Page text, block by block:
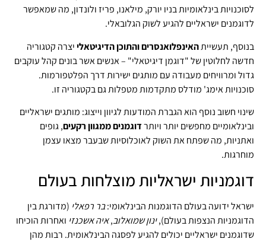
לסוכנויות בינלאומיות בניו יורק, מילאנו, פריז ולונדון, מה שמאפשר
לדוגמנים ישראליים להגיע לשוק הגלובאלי.
בנוסף, תעשייתהאינפלואנסרים והתוכן הדיגיטאלייצרה קטגוריה
חדשה לחלוטין של "דוגמן דיגיטאלי" – אנשים אשר בונים קהל עוקבים
גדול ומרוויחים מעבודה עם מותגים ישירות דרך הפלטפורמות.
סוכנויות אימג' מודלס מתקדמות מטפלות גם בקטגוריה זו.
שינוי חשוב נוסף הוא הגברת המודעות לגיוון וייצוג: מותגים ישראליים
ובינלאומיים מחפשים יותר ויותרדוגמנים ממגוון רקעים, גופים
ואתניות, מה שפתח את השוק לאוכלוסיות שבעבר מצאו עצמן
מוחרגות.
דוגמניות ישראליות מוצלחות בעולם
ישראל ידועה בעולם הדוגמנות הבינלאומי:בר רפאלי (מדורגת בין
הדוגמניות הנצפות בעולם),ינון שמואלוב,איה אשכנזי ואחרות הוכיחו
שדוגמנים ישראליים יכולים להגיע לפסגה הבינלאומית. רבות מהן